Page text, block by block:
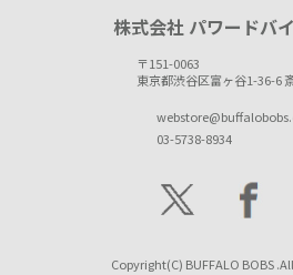
株式会社 パワードバ
〒151-0063
東京都渋谷区富ヶ谷1-36-6
03-5738-8934
Copyright(C) BUFFALO BOBS